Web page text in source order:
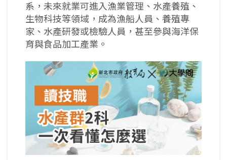
系，未來就業可進入漁業管理、水產養殖、
生物科技等領域，成為漁船人員、養殖專
家、水產研發或檢驗人員，甚至參與海洋保
育與食品加工產業。